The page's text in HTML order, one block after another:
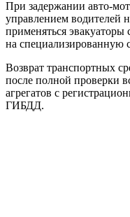
При задержании авто-
управлением водителей
применяться эвакуаторы
на специализированную
Возврат транспортных
после полной проверки
агрегатов с
ГИБДД.